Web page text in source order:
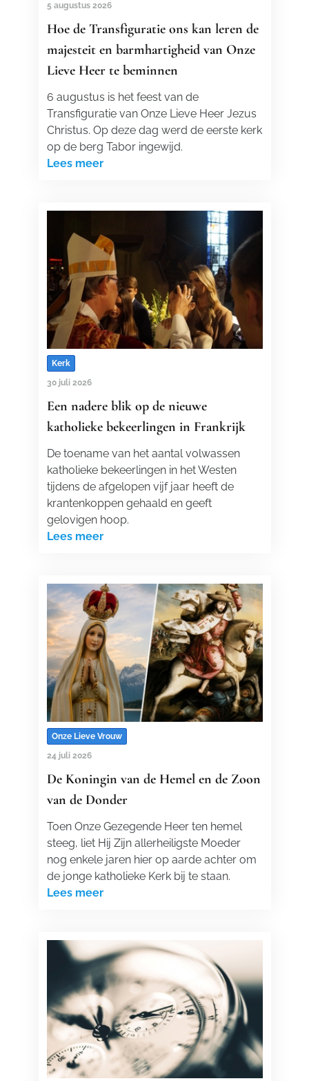
5 augustus 2026
Hoe de Transfiguratie ons kan leren de
majesteit en barmhartigheid van Onze
Lieve Heer te beminnen
6 augustus is het feest van de
Transfiguratie van Onze Lieve Heer Jezus
Christus. Op deze dag werd de eerste kerk
op de berg Tabor ingewijd.
Lees meer
Kerk
30 juli 2026
Een nadere blik op de nieuwe
katholieke bekeerlingen in Frankrijk
De toename van het aantal volwassen
katholieke bekeerlingen in het Westen
tijdens de afgelopen vijf jaar heeft de
krantenkoppen gehaald en geeft
gelovigen hoop.
Lees meer
Onze Lieve Vrouw
24 juli 2026
De Koningin van de Hemel en de Zoon
van de Donder
Toen Onze Gezegende Heer ten hemel
steeg, liet Hij Zijn allerheiligste Moeder
nog enkele jaren hier op aarde achter om
de jonge katholieke Kerk bij te staan.
Lees meer